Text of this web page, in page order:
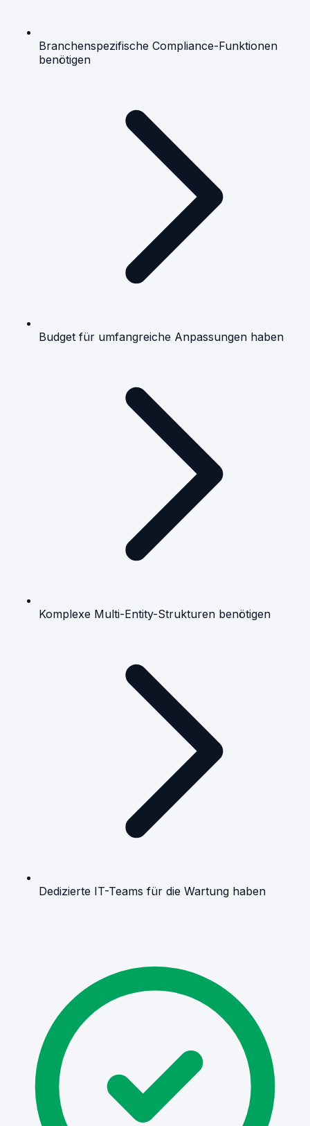
Branchenspezifische Compliance-Funktionen
benötigen
Budget für umfangreiche Anpassungen haben
Komplexe Multi-Entity-Strukturen benötigen
Dedizierte IT-Teams für die Wartung haben